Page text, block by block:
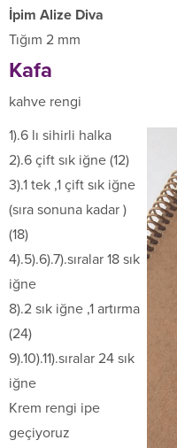
İpim Alize Diva
Tığım 2 mm
Kafa
kahve rengi
1).6 lı sihirli halka
2).6 çift sık iğne (12)
3).1 tek ,1 çift sık iğne
(sıra sonuna kadar )
(18)
4).5).6).7).sıralar 18 sık
iğne
8).2 sık iğne ,1 artırma
(24)
9).10).11).sıralar 24 sık
iğne
Krem rengi ipe
geçiyoruz